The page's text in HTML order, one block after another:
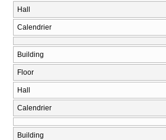
Hall
Calendrier
Building
Floor
Hall
Calendrier
Building